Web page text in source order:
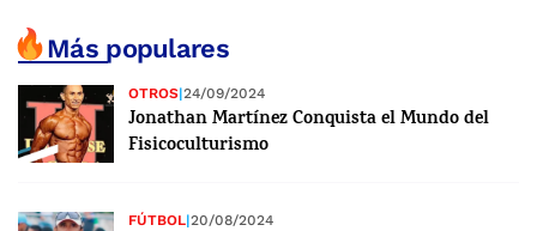
Más populares
OTROS|24/09/2024
Jonathan Martínez Conquista el Mundo del
Fisicoculturismo
FÚTBOL|20/08/2024